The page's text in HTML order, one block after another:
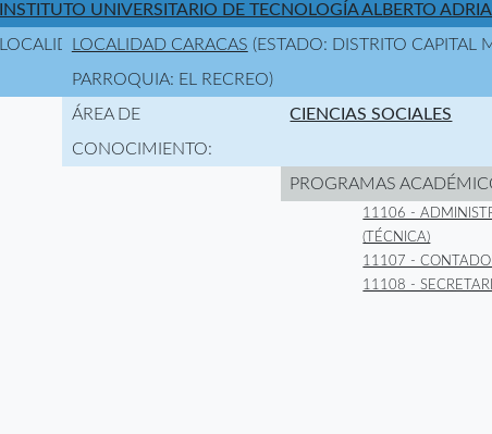
INSTITUTO UNIVERSITARIO DE TECNOLOGÍA ALBERTO
LOCALIDAD:LOCALIDAD CARACAS (ESTADO: DISTRITO CAPITAL
PARROQUIA: EL RECREO)
ÁREA DE
CONOCIMIENTO:
CIENCIAS SOCIALES
PROGRAMAS
11106 -
(TÉCNICA)
11107 -
11108 -